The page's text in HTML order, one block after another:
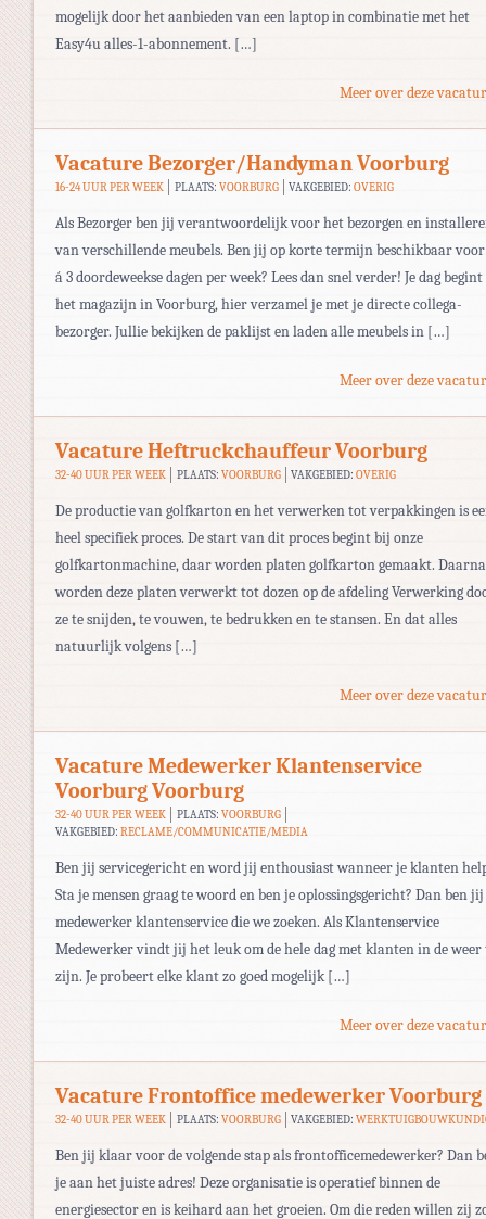
mogelijk door het aanbieden van een laptop in combinatie met het
Easy4u alles-1-abonnement. […]
Meer over deze
Vacature Bezorger/Handyman Voorburg
16-24 UUR PER WEEK PLAATS: VOORBURG VAKGEBIED:OVERIG
Als Bezorger ben jij verantwoordelijk voor het bezorgen en
van verschillende meubels. Ben jij op korte termijn beschikbaar
á 3 doordeweekse dagen per week? Lees dan snel verder! Je dag
het magazijn in Voorburg, hier verzamel je met je directe collega-
bezorger. Jullie bekijken de paklijst en laden alle meubels in […]
Meer over deze
Vacature Heftruckchauffeur Voorburg
32-40 UUR PER WEEK PLAATS: VOORBURG VAKGEBIED:OVERIG
De productie van golfkarton en het verwerken tot verpakkingen is
heel specifiek proces. De start van dit proces begint bij onze
golfkartonmachine, daar worden platen golfkarton gemaakt. Daarna
worden deze platen verwerkt tot dozen op de afdeling Verwerking
ze te snijden, te vouwen, te bedrukken en te stansen. En dat alles
natuurlijk volgens […]
Meer over deze
Vacature Medewerker Klantenservice
Voorburg Voorburg
32-40 UUR PER WEEK PLAATS: VOORBURG
VAKGEBIED: RECLAME/COMMUNICATIE/MEDIA
Ben jij servicegericht en word jij enthousiast wanneer je klanten
Sta je mensen graag te woord en ben je oplossingsgericht? Dan ben jij
medewerker klantenservice die we zoeken. Als Klantenservice
Medewerker vindt jij het leuk om de hele dag met klanten in de weer
zijn. Je probeert elke klant zo goed mogelijk […]
Meer over deze
Vacature Frontoffice medewerker Voorburg
32-40 UUR PER WEEK PLAATS: VOORBURG VAKGEBIED:
Ben jij klaar voor de volgende stap als frontofficemedewerker? Dan
je aan het juiste adres! Deze organisatie is operatief binnen de
energiesector en is keihard aan het groeien. Om die reden willen zij